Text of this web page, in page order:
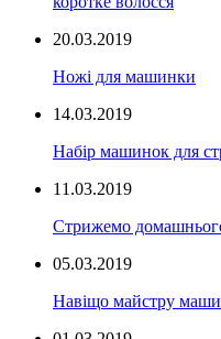
20.03.2019
Ножі для машинки
14.03.2019
Набір машинок для
11.03.2019
Стрижемо
05.03.2019
Навіщо майстру